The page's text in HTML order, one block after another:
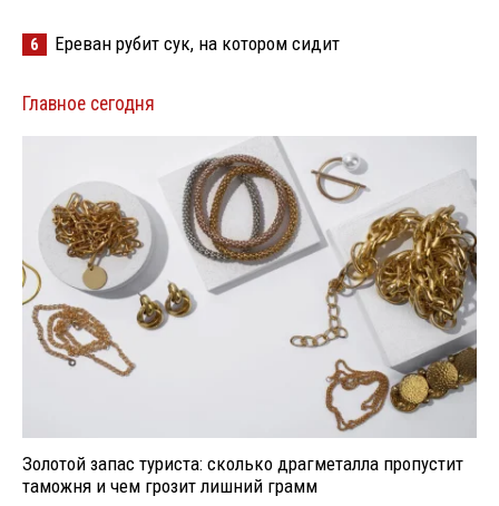
6 Ереван рубит сук, на котором сидит
Главное сегодня
Золотой запас туриста: сколько драгметалла пропустит
таможня и чем грозит лишний грамм